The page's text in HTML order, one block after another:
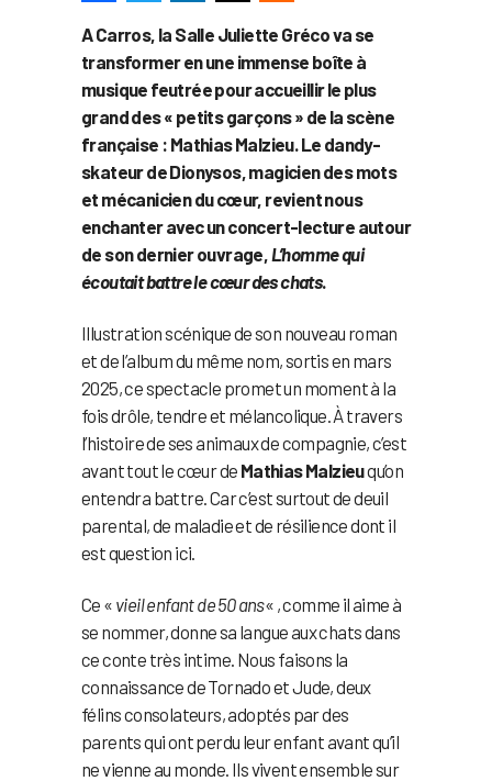
A Carros, la Salle Juliette Gréco va se
transformer en une immense boîte à
musique feutrée pour accueillir le plus
grand des « petits garçons » de la scène
française : Mathias Malzieu. Le dandy-
skateur de Dionysos, magicien des mots
et mécanicien du cœur, revient nous
enchanter avec un concert-lecture autour
de son dernier ouvrage,L’homme qui
écoutait battre le cœur des chats.
Illustration scénique de son nouveau roman
et de l’album du même nom, sortis en mars
2025, ce spectacle promet un moment à la
fois drôle, tendre et mélancolique. À travers
l’histoire de ses animaux de compagnie, c’est
avant tout le cœur de Mathias Malzieuqu’on
entendra battre. Car c’est surtout de deuil
parental, de maladie et de résilience dont il
est question ici.
Ce « vieil enfant de 50 ans« , comme il aime à
se nommer, donne sa langue aux chats dans
ce conte très intime. Nous faisons la
connaissance de Tornado et Jude, deux
félins consolateurs, adoptés par des
parents qui ont perdu leur enfant avant qu’il
ne vienne au monde. Ils vivent ensemble sur